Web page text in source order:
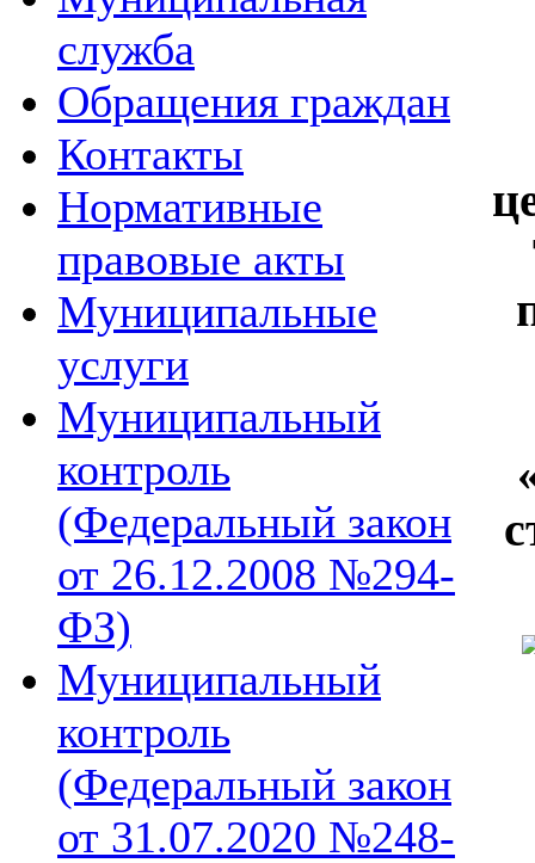
служба
Обращения граждан
Контакты
Нормативные
правовые акты
Муниципальные
услуги
Муниципальный
контроль
(Федеральный закон
от 26.12.2008 №294-
ФЗ)
Муниципальный
контроль
(Федеральный закон
от 31.07.2020 №248-